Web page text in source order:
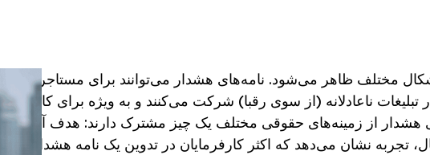
مختلف ظاهر می‌شود. نامه‌های هشدار می‌توانند برای مستاجرانی
ناعادلانه (از سوی رقبا) شرکت می‌کنند و به ویژه برای کارمندان
هشدار از زمینه‌های حقوقی مختلف یک چیز مشترک دارند: هدف آنها
تجربه نشان می‌دهد که اکثر کارفرمایان در تدوین یک نامه هشدار مؤثر